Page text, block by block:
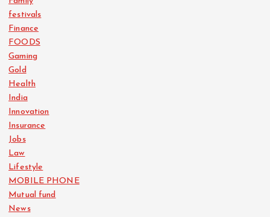
festivals
Finance
FOODS
Gaming
Gold
Health
India
Innovation
Insurance
Jobs
Law
Lifestyle
MOBILE PHONE
Mutual fund
News